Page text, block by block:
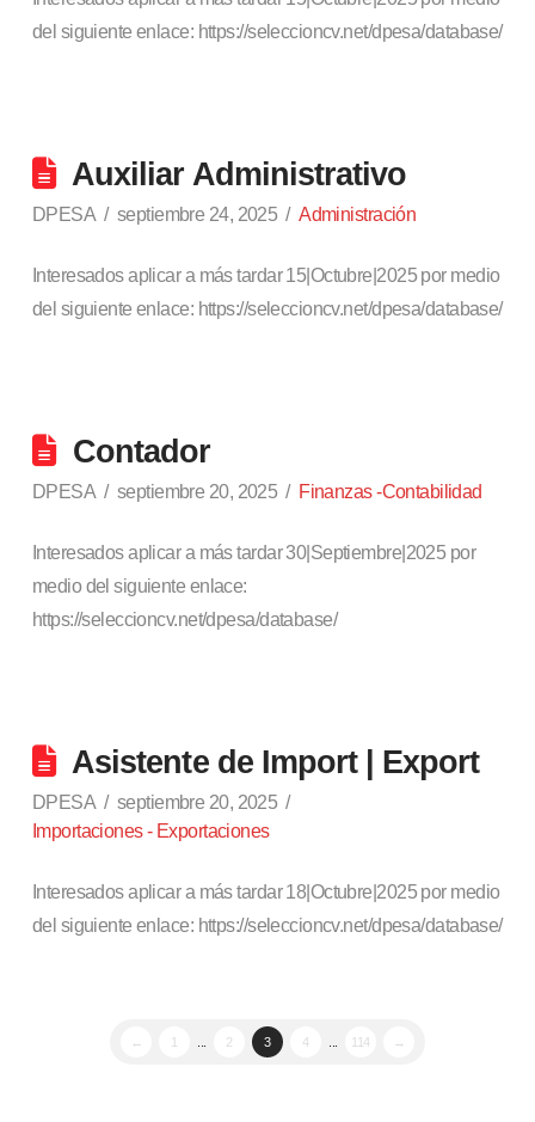
del siguiente enlace: https://seleccioncv.net/dpesa/database/
Auxiliar Administrativo
DPESA septiembre 24, 2025 Administración
Interesados aplicar a más tardar 15|Octubre|2025 por medio
del siguiente enlace: https://seleccioncv.net/dpesa/database/
Contador
DPESA septiembre 20, 2025 Finanzas -Contabilidad
Interesados aplicar a más tardar 30|Septiembre|2025 por
medio del siguiente enlace:
https://seleccioncv.net/dpesa/database/
Asistente de Import | Export
DPESA
septiembre 20, 2025
Importaciones - Exportaciones
Interesados aplicar a más tardar 18|Octubre|2025 por medio
del siguiente enlace: https://seleccioncv.net/dpesa/database/
← 1 2 3 4 114 →